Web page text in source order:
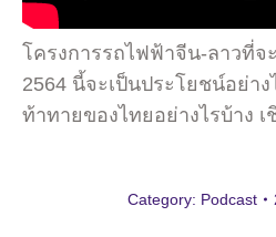
โครงการรถไฟฟ้าจีน-ลาวที่จ
2564​ นี้จะเป็นประโยชน์อย่า
ท้าทายของไทยอย่างไรบ้าง
Category: Podcast